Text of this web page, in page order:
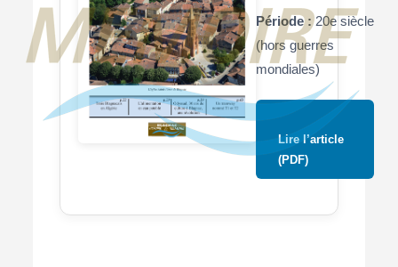
Période :20e siècle
(hors guerres
mondiales)
Lire l’article
(PDF)